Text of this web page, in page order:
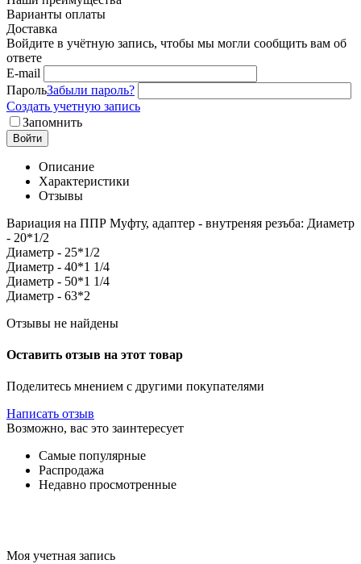
Варианты оплаты
Доставка
Войдите в учётную запись, чтобы мы могли сообщить вам об
ответе
E-mail
ПарольЗабыли пароль?
Создать учетную запись
Запомнить
Войти
Описание
Характеристики
Отзывы
Вариация на ППР Муфту, адаптер - внутреняя резъба: Диаметр
- 20*1/2
Диаметр - 25*1/2
Диаметр - 40*1 1/4
Диаметр - 50*1 1/4
Диаметр - 63*2
Отзывы не найдены
Оставить отзыв на этот товар
Поделитесь мнением с другими покупателями
Написать отзыв
Возможно, вас это заинтересует
Самые популярные
Распродажа
Недавно просмотренные
Моя учетная запись